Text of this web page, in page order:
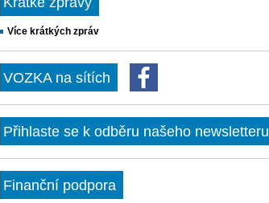
Více krátkých zpráv
VOZKA na sítích
Přihlaste se k odběru našeho newsletteru
Finanční podpora